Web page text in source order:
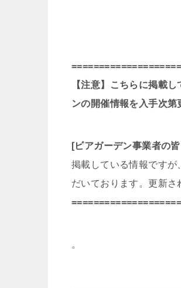
【注意】こちらに掲載
ンの開催情報を入手次第
[ビアガーデン事業者の
掲載している情報ですが
だいております。更新さ
。